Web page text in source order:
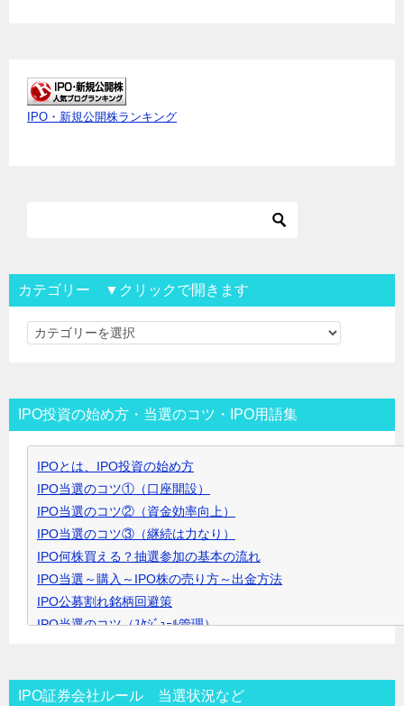
IPO・新規公開株ランキング
カテゴリー ▼クリックで開きます
カ
リ
ー
▼
ク
リ
ッ
ク
で
開
き
ま
IPO投資の始め方・当選のコツ・IPO用語集
IPOとは、IPO投資の始め方
IPO当選のコツ①（口座開設）
IPO当選のコツ②（資金効率向上）
IPO当選のコツ③（継続は力なり）
IPO何株買える？抽選参加の基本の流れ
IPO当選～購入～IPO株の売り方～出金方法
IPO公募割れ銘柄回避策
IPO当選のコツ（ｽｹｼﾞｭｰﾙ管理）
IPO当選のコツ（無理なく継続）
IPO証券会社ルール 当選状況など